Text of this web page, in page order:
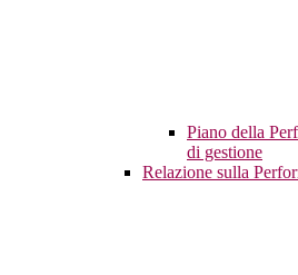
Piano della
di gestione
Relazione sulla